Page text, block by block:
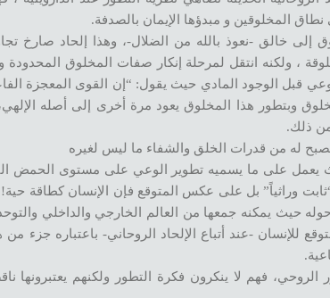
المخلوقين و مبدؤها الإيمان بالصدفة.
إلى خالق -نعوذ بالله من الضلال-، وهذا إلحاد صارخ
، ولكنه انتقل لمرحلة إنكار صفات المخلوق المحدودة
قبل الوجود المادي حيث يقول: “إن القوى المعجزة
وبتطور هذا المخلوق يعود مرة أخرى إلى أصله الإلهي،
من ذلك.
وراثياً” بل على عكس المتوقع فإن الإنسان كطاقة حية!
حيث يمكنه جمعها من العالم الخارجي والداخلي والتوحد
-عند أتباع الإلحاد الروحاني- باعتباره جزء من
فهم لا ينكرون فكرة التطور ولكنهم يعتبرونها